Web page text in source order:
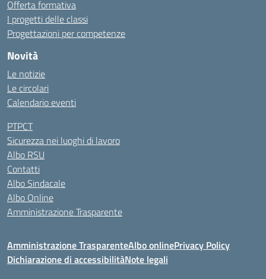
Offerta formativa
I progetti delle classi
Progettazioni per competenze
Novità
Le notizie
Le circolari
Calendario eventi
PTPCT
Sicurezza nei luoghi di lavoro
Albo RSU
Contatti
Albo Sindacale
Albo Online
Amministrazione Trasparente
Amministrazione TrasparenteAlbo onlinePrivacy Policy
Dichiarazione di accessibilitàNote legali